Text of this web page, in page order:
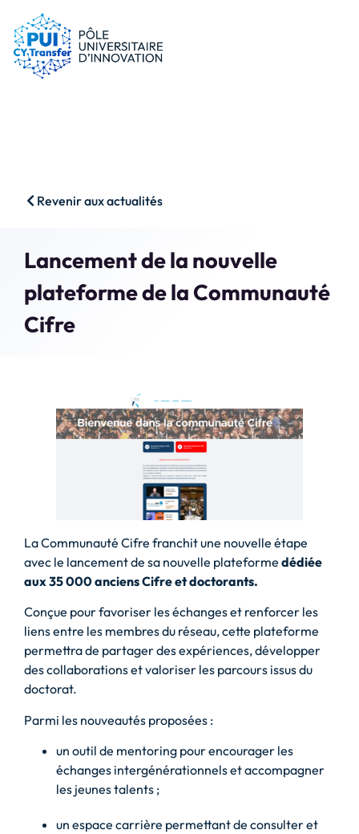
Accès membres
Revenir aux actualités
Lancement de la nouvelle
plateforme de la Communauté
Cifre
La Communauté Cifre franchit une nouvelle étape
avec le lancement de sa nouvelle plateforme dédiée
aux 35 000 anciens Cifre et doctorants.
Conçue pour favoriser les échanges et renforcer les
liens entre les membres du réseau, cette plateforme
permettra de partager des expériences, développer
des collaborations et valoriser les parcours issus du
doctorat.
Parmi les nouveautés proposées :
un outil de mentoring pour encourager les
échanges intergénérationnels et accompagner
les jeunes talents ;
un espace carrière permettant de consulter et